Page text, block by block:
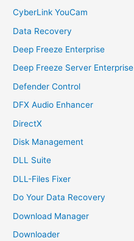
CyberLink YouCam
Data Recovery
Deep Freeze Enterprise
Deep Freeze Server Enterprise
Defender Control
DFX Audio Enhancer
DirectX
Disk Management
DLL Suite
DLL-Files Fixer
Do Your Data Recovery
Download Manager
Downloader